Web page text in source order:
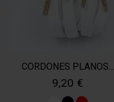
CORDONES PLANOS...
9,20 €